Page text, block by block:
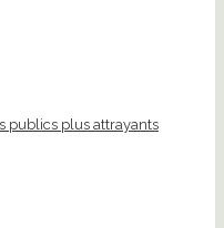
publics plus attrayants